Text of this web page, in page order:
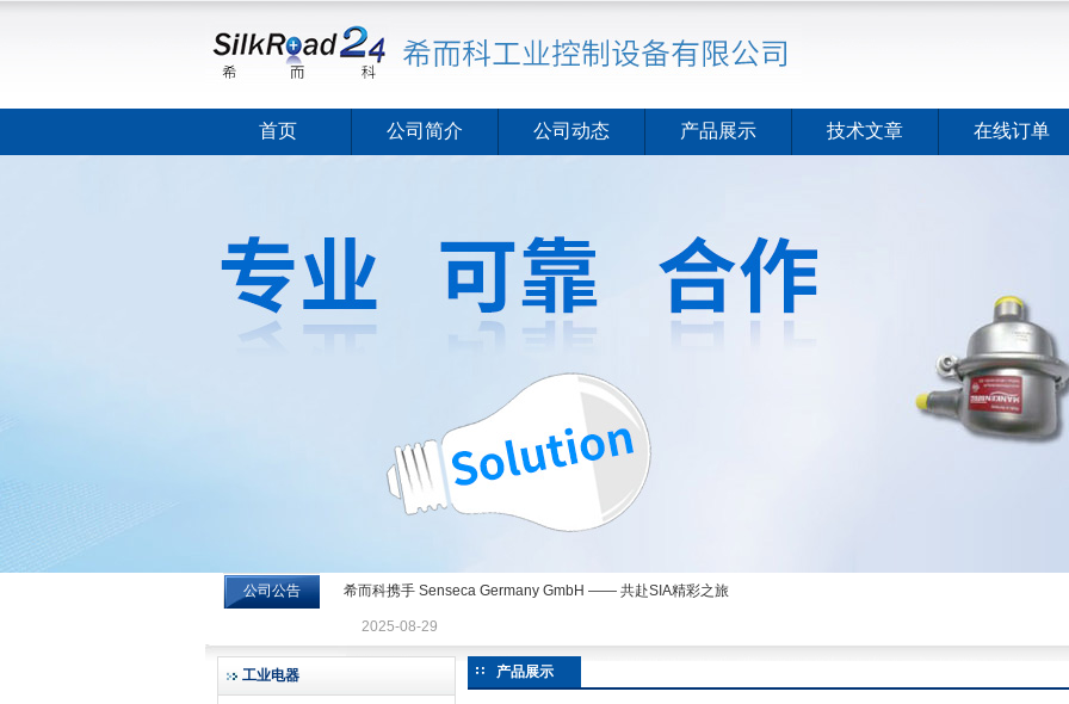
希而科工业控制设备有限公司
首页 公司简介 公司动态 产品展示 技术文章 在线订单
公司公告 希而科携手 Senseca Germany GmbH —— 共赴SIA精彩之旅
2025-08-29
工业电器 产品展示